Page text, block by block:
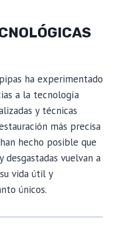
ha experimentado
a la tecnología
y técnicas
más precisa
hecho posible que
desgastadas vuelvan a
vida útil y
únicos.